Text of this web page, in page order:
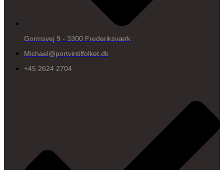
Gormsvej 9 - 3300 Frederiksværk
Michael@portvintilfolket.dk
+45 2624 2704